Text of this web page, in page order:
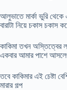
আলুভাতে মার্কা ভুরি থেকে
বারাটা নিয়ে চকাস
কাকিমা তখন অস্তিত্বের
একবার আমার পাশে
তবে কাকিমার এই চেষ্টা
মারার গল্প